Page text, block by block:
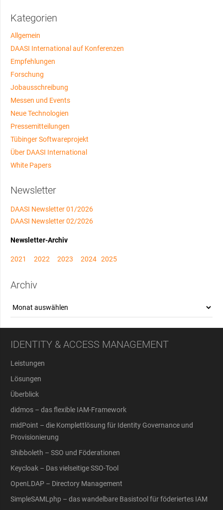
Kategorien
Allgemein
DAASI International auf Konferenzen
Empfehlungen
Forschung
Jobausschreibung
Messen und Events
Neue Technologien
Pressemitteilungen
Tübinger Softwareprojekt
Über DAASI International
White Papers
Newsletter
DAASI Newsletter 01/2026
DAASI Newsletter 02/2026
Newsletter-Archiv
2021 2022 2023 2024 2025
Archiv
Archiv
IDENTITY & ACCESS MANAGEMENT
Leistungen
Lösungen
Überblick
didmos – das flexible IAM-Framework
midPoint – die Komplettlösung für Identity Governance und
Provisionierung
Shibboleth – SSO und Föderationen
Keycloak – Das vielseitige SSO-Tool
OpenLDAP – Directory Management
SimpleSAMLphp – das wandelbare Basistool für föderiertes IAM